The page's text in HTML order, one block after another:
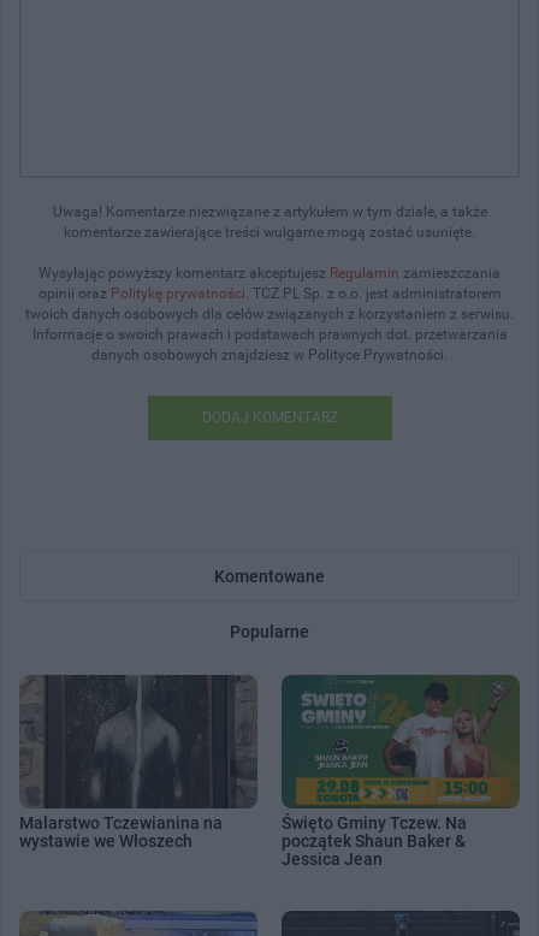
Uwaga! Komentarze niezwiązane z artykułem w tym dziale, a także
komentarze zawierające treści wulgarne mogą zostać usunięte.
Wysyłając powyższy komentarz akceptujesz Regulamin zamieszczania
opinii oraz Politykę prywatności. TCZ.PL Sp. z o.o. jest administratorem
twoich danych osobowych dla celów związanych z korzystaniem z serwisu.
Informacje o swoich prawach i podstawach prawnych dot. przetwarzania
danych osobowych znajdziesz w Polityce Prywatności.
DODAJ KOMENTARZ
Komentowane
Popularne
Malarstwo Tczewianina na
wystawie we Włoszech
Święto Gminy Tczew. Na
początek Shaun Baker &
Jessica Jean